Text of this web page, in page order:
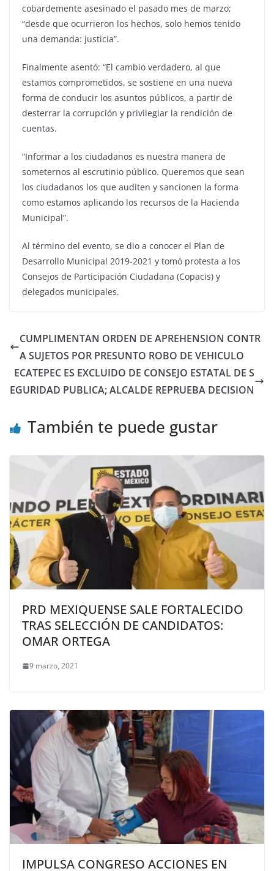
cobardemente asesinado el pasado mes de marzo;
“desde que ocurrieron los hechos, solo hemos tenido
una demanda: justicia”.
Finalmente asentó: “El cambio verdadero, al que
estamos comprometidos, se sostiene en una nueva
forma de conducir los asuntos públicos, a partir de
desterrar la corrupción y privilegiar la rendición de
cuentas.
“Informar a los ciudadanos es nuestra manera de
someternos al escrutinio público. Queremos que sean
los ciudadanos los que auditen y sancionen la forma
como estamos aplicando los recursos de la Hacienda
Municipal”.
Al término del evento, se dio a conocer el Plan de
Desarrollo Municipal 2019-2021 y tomó protesta a los
Consejos de Participación Ciudadana (Copacis) y
delegados municipales.
CUMPLIMENTAN ORDEN DE APREHENSION CONTR
A SUJETOS POR PRESUNTO ROBO DE VEHICULO
ECATEPEC ES EXCLUIDO DE CONSEJO ESTATAL DE S
EGURIDAD PUBLICA; ALCALDE REPRUEBA DECISION
También te puede gustar
PRD MEXIQUENSE SALE FORTALECIDO
TRAS SELECCIÓN DE CANDIDATOS:
OMAR ORTEGA
9 marzo, 2021
IMPULSA CONGRESO ACCIONES EN